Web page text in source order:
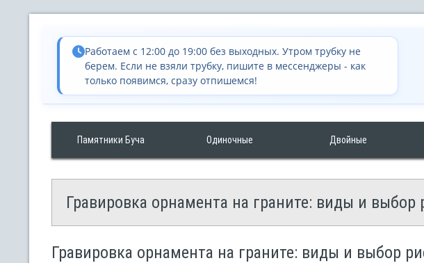
Работаем с 12:00 до 19:00 без выходных. Утром трубку не
берем. Если не взяли трубку, пишите в мессенджеры - как
только появимся, сразу отпишемся!
Памятники Буча Одиночные Двойные
Гравировка орнамента на граните: виды и выбор
Гравировка орнамента на граните: виды и выбор